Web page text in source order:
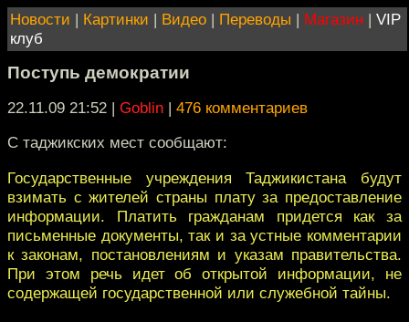
Новости | Картинки | Видео | Переводы | Магазин | VIP
клуб
Поступь демократии
22.11.09 21:52 | Goblin | 476 комментариев
С таджикских мест сообщают:
Государственные учреждения Таджикистана будут
взимать с жителей страны плату за предоставление
информации. Платить гражданам придется как за
письменные документы, так и за устные комментарии
к законам, постановлениям и указам правительства.
При этом речь идет об открытой информации, не
содержащей государственной или служебной тайны.